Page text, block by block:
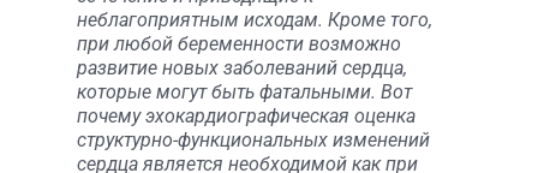
неблагоприятным исходам. Кроме того,
при любой беременности возможно
развитие новых заболеваний сердца,
которые могут быть фатальными. Вот
почему эхокардиографическая оценка
структурно-функциональных изменений
сердца является необходимой как при